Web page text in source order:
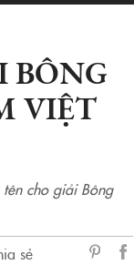
BÔNG
VIỆT
cho giải Bông
sẻ